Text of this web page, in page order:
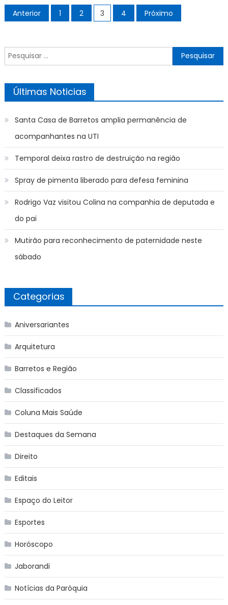
Paginação
de
posts
Anterior 1 2 3 4 Próximo
Pesquisar
por:
Últimas Noticias
Santa Casa de Barretos amplia permanência de
acompanhantes na UTI
Temporal deixa rastro de destruição na região
Spray de pimenta liberado para defesa feminina
Rodrigo Vaz visitou Colina na companhia de deputada e
do pai
Mutirão para reconhecimento de paternidade neste
sábado
Categorias
Aniversariantes
Arquitetura
Barretos e Região
Classificados
Coluna Mais Saúde
Destaques da Semana
Direito
Editais
Espaço do Leitor
Esportes
Horóscopo
Jaborandi
Notícias da Paróquia